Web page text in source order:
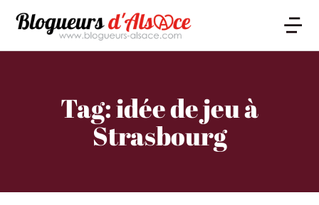
Tag: idée de jeu à
Strasbourg